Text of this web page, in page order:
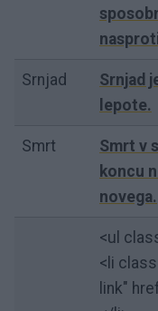
Srnjad
Srnjad
lepote.
Smrt
Smrt v
koncu
novega.
<ul
<li
link"